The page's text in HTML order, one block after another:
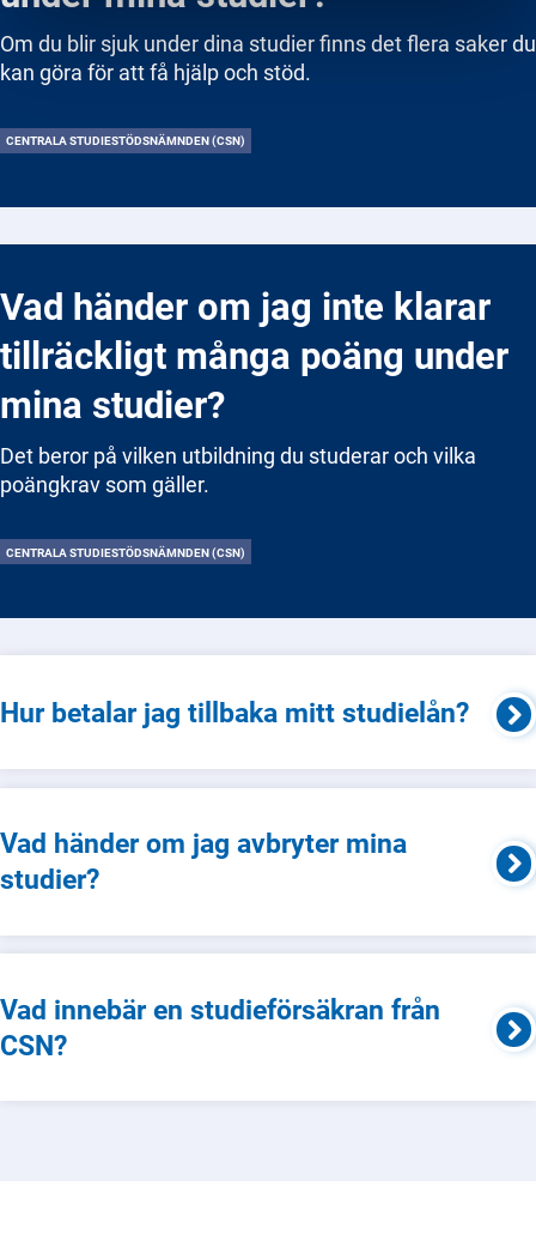
Om du blir sjuk under dina studier finns det flera saker du
kan göra för att få hjälp och stöd.
CENTRALA STUDIESTÖDSNÄMNDEN (CSN)
Vad händer om jag inte klarar
tillräckligt många poäng under
mina studier?
Det beror på vilken utbildning du studerar och vilka
poängkrav som gäller.
CENTRALA STUDIESTÖDSNÄMNDEN (CSN)
Hur betalar jag tillbaka mitt studielån?
Vad händer om jag avbryter mina
studier?
Vad innebär en studieförsäkran från
CSN?